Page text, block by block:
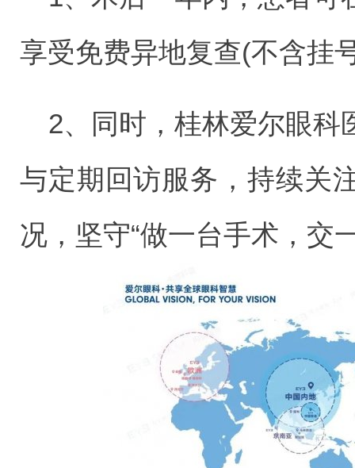
享受免费异地复查(不含挂
2、同时，桂林爱尔眼科
与定期回访服务，持续关
况，坚守“做一台手术，交